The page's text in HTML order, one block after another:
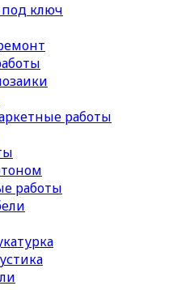
ключ
работы
работы